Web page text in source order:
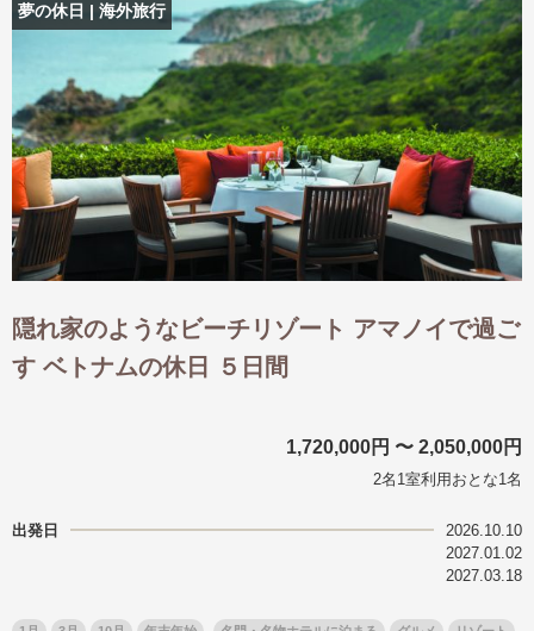
夢の休日 | 海外旅行
隠れ家のようなビーチリゾート アマノイで過ご
す ベトナムの休日 ５日間
1,720,000円 〜 2,050,000円
2名1室利用おとな1名
出発日
2026.10.10
2027.01.02
2027.03.18